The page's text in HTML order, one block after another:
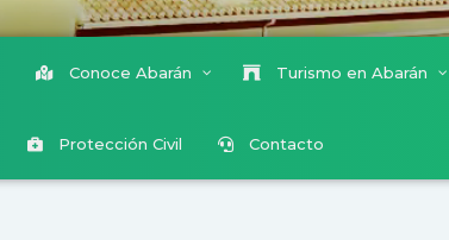
Conoce Abarán Turismo en Abarán
Protección Civil Contacto